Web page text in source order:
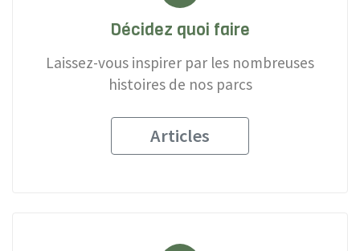
Décidez quoi faire
Laissez-vous inspirer par les nombreuses
histoires de nos parcs
Articles